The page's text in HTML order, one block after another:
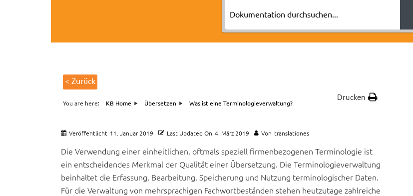
< Zurück
You are here: KB Home Übersetzen Was ist eine Terminologieverwaltung?
Drucken
Veröffentlicht 11. Januar 2019 Last Updated On 4. März 2019 Von translationes
Die Verwendung einer einheitlichen, oftmals speziell firmenbezogenen Terminologie ist
ein entscheidendes Merkmal der Qualität einer Übersetzung. Die Terminologieverwaltung
beinhaltet die Erfassung, Bearbeitung, Speicherung und Nutzung terminologischer Daten.
Für die Verwaltung von mehrsprachigen Fachwortbeständen stehen heutzutage zahlreiche